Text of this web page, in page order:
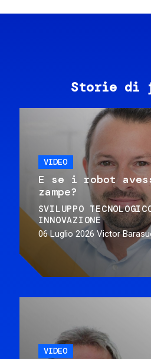
Storie di
VIDEO
E se i robot
zampe?
SVILUPPO
INNOVAZIONE
06 Luglio 2026 Victor
VIDEO